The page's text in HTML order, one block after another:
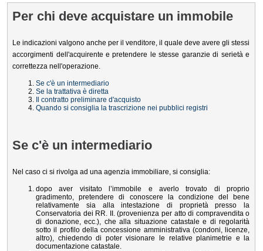
Per chi deve acquistare un immobile
Le indicazioni valgono anche per il venditore, il quale deve avere gli stessi
accorgimenti dell'acquirente e pretendere le stesse garanzie di serietà e
correttezza nell'operazione.
Se c'è un intermediario
Se la trattativa è diretta
Il contratto preliminare d'acquisto
Quando si consiglia la trascrizione nei pubblici registri
Se c'è un intermediario
Nel caso ci si rivolga ad una agenzia immobiliare, si consiglia:
dopo aver visitato l’immobile e averlo trovato di proprio
gradimento, pretendere di conoscere la condizione del bene
relativamente sia alla intestazione di proprietà presso la
Conservatoria dei RR. II. (provenienza per atto di compravendita o
di donazione, ecc.), che alla situazione catastale e di regolarità
sotto il profilo della concessione amministrativa (condoni, licenze,
altro), chiedendo di poter visionare le relative planimetrie e la
documentazione catastale.